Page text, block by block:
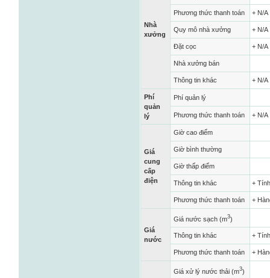
Nhà
xưởng
Phương thức thanh toán + N/A
Quy mô nhà xưởng + N/A
Đặt cọc + N/A
Nhà xưởng bán
Thông tin khác + N/A
Phí
quản
lý
Phí quản lý
Phương thức thanh toán + N/A
Giá
cung
cấp
điện
Giờ cao điểm
Giờ bình thường
Giờ thấp điểm
Thông tin khác +
Phương thức thanh toán +
Giá
nước
Giá nước sạch (m3)
Thông tin khác +
Phương thức thanh toán +
Giá xử lý nước thải (m3)